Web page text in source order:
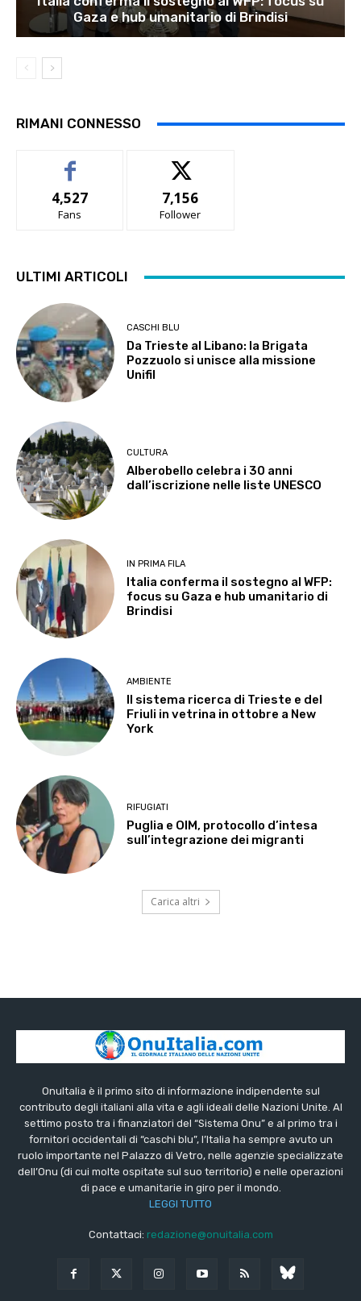
Gaza e hub umanitario di Brindisi
RIMANI CONNESSO
4,527
Fans
7,156
Follower
ULTIMI ARTICOLI
CASCHI BLU
Da Trieste al Libano: la Brigata
Pozzuolo si unisce alla missione
Unifil
CULTURA
Alberobello celebra i 30 anni
dall’iscrizione nelle liste UNESCO
IN PRIMA FILA
Italia conferma il sostegno al WFP:
focus su Gaza e hub umanitario di
Brindisi
AMBIENTE
Il sistema ricerca di Trieste e del
Friuli in vetrina in ottobre a New
York
RIFUGIATI
Puglia e OIM, protocollo d’intesa
sull’integrazione dei migranti
Carica altri
OnuItalia è il primo sito di informazione indipendente sul
contributo degli italiani alla vita e agli ideali delle Nazioni Unite. Al
settimo posto tra i finanziatori del “Sistema Onu” e al primo tra i
fornitori occidentali di “caschi blu”, l’Italia ha sempre avuto un
ruolo importante nel Palazzo di Vetro, nelle agenzie specializzate
dell’Onu (di cui molte ospitate sul suo territorio) e nelle operazioni
di pace e umanitarie in giro per il mondo.
LEGGI TUTTO
Contattaci: redazione@onuitalia.com